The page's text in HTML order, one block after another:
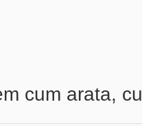
cum arata,